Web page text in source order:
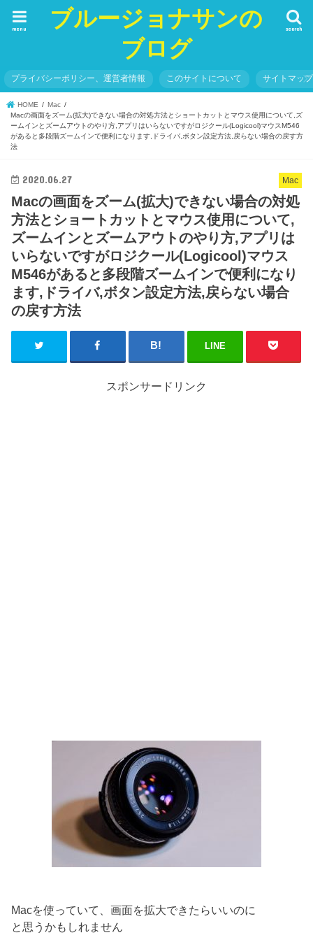
ブルージョナサンの
ブログ
search
menu
プライバシーポリシー、運営者情報 このサイトについて サイトマップ
HOME
Mac
Macの画面をズーム(拡大)できない場合の対処方法とショートカットとマウス使用について,ズ
ームインとズームアウトのやり方,アプリはいらないですがロジクール(Logicool)マウスM546
があると多段階ズームインで便利になります,ドライバ,ボタン設定方法,戻らない場合の戻す方
法
Mac
2020.06.27
Macの画面をズーム(拡大)できない場合の対処
方法とショートカットとマウス使用について,
ズームインとズームアウトのやり方,アプリは
いらないですがロジクール(Logicool)マウス
M546があると多段階ズームインで便利になり
ます,ドライバ,ボタン設定方法,戻らない場合
の戻す方法
LINE
スポンサードリンク
Macを使っていて、画面を拡大できたらいいのに
と思うかもしれません